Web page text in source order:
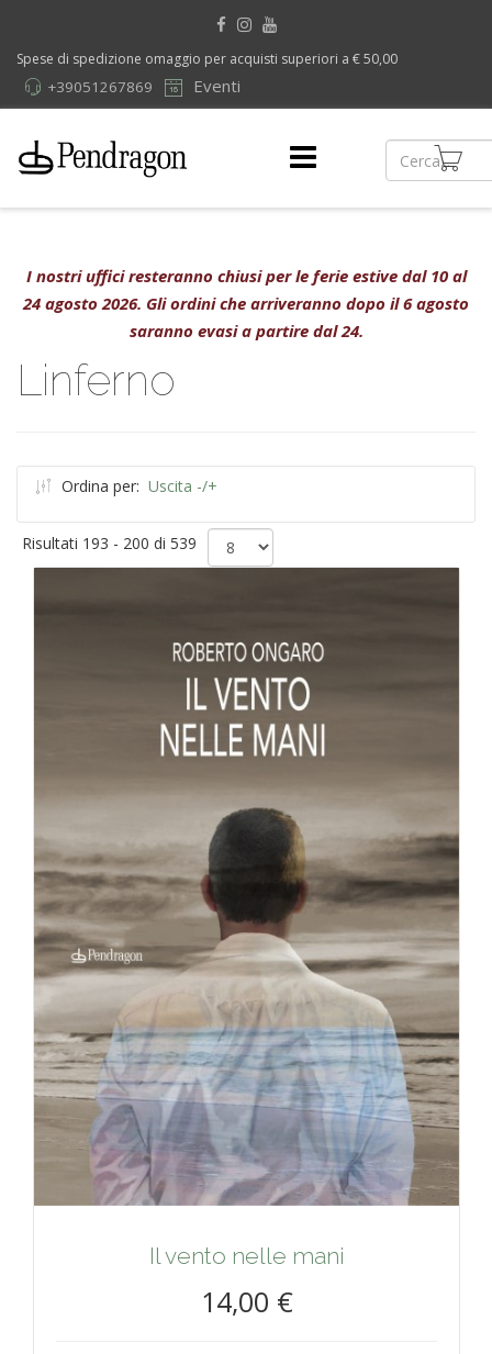
Spese di spedizione omaggio per acquisti superiori a € 50,00
Eventi
+39051267869
I nostri uffici resteranno chiusi per le ferie estive dal 10 al
24 agosto 2026. Gli ordini che arriveranno dopo il 6 agosto
saranno evasi a partire dal 24.
Linferno
Ordina per: Uscita -/+
Risultati 193 - 200 di 539
Il vento nelle mani
14,00 €